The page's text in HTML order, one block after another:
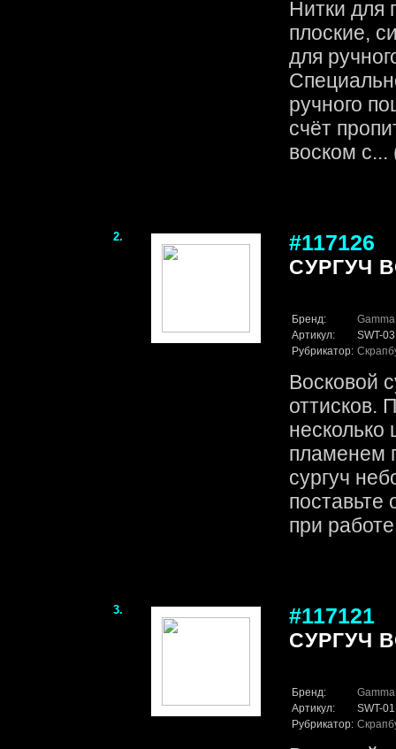
Нитки для
плоские,
для
ручного
счёт
воском с...
2. #117126
СУРГУЧ
Бренд:
Gamma
Артикул:
SWT-03
Рубрикатор:
Восковой
оттисков.
несколько
пламенем
сургуч
поставьте
при
3. #117121
СУРГУЧ
Бренд:
Gamma
Артикул:
SWT-01
Рубрикатор: